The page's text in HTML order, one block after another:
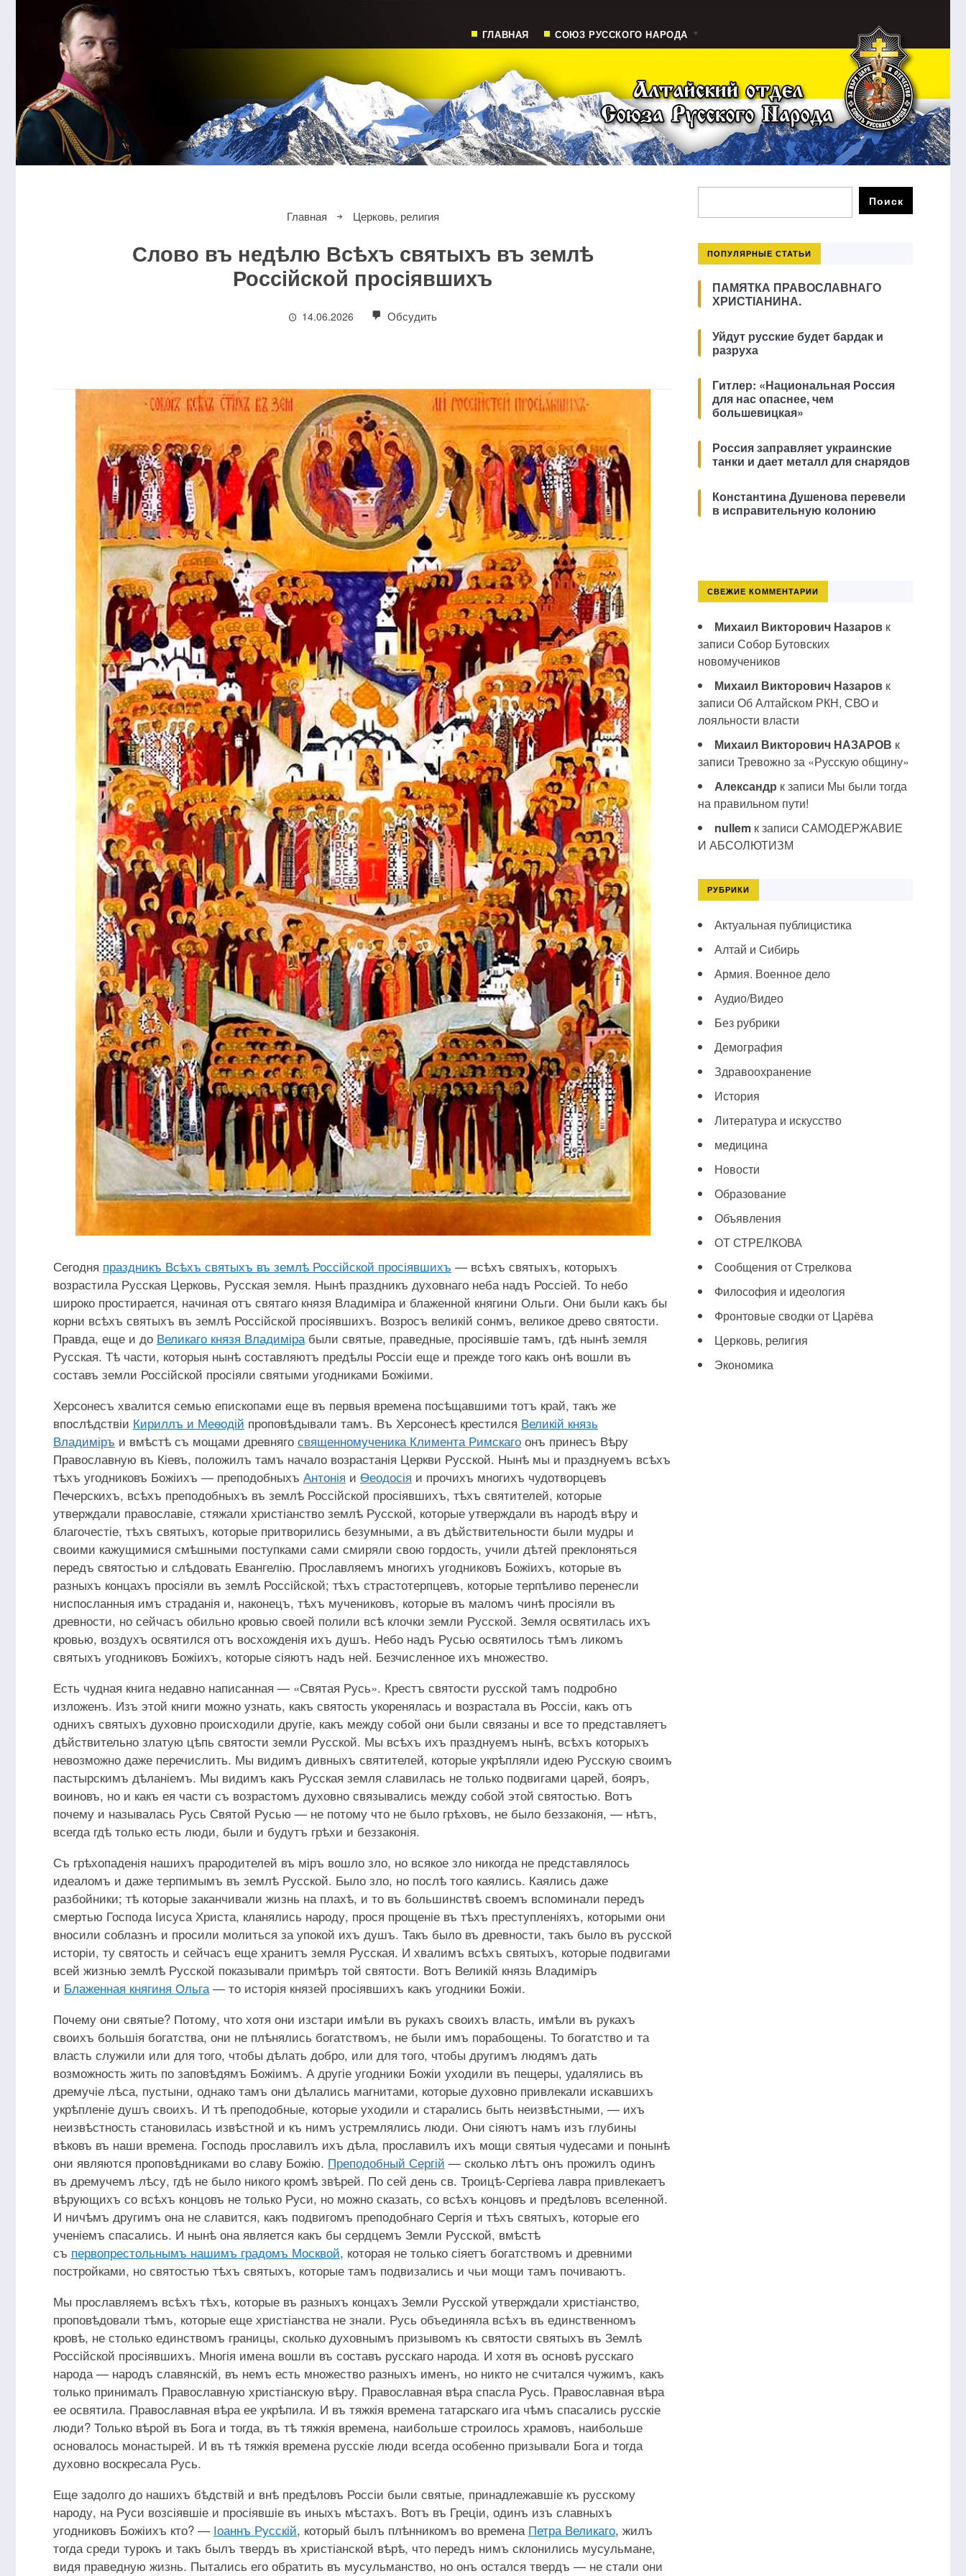
ГЛАВНАЯ СОЮЗ РУССКОГО НАРОДА
Главная Церковь, религия
Слово въ недѣлю Всѣхъ святыхъ въ землѣ
Россійской просіявшихъ
14.06.2026 Обсудить
Сегодня праздникъ Всѣхъ святыхъ въ землѣ Россійской просіявшихъ — всѣхъ святыхъ, которыхъ
возрастила Русская Церковь, Русская земля. Нынѣ праздникъ духовнаго неба надъ Россіей. То небо
широко простирается, начиная отъ святаго князя Владиміра и блаженной княгини Ольги. Они были какъ бы
корни всѣхъ святыхъ въ землѣ Россійской просіявшихъ. Возросъ великій сонмъ, великое древо святости.
Правда, еще и до Великаго князя Владимірабыли святые, праведные, просіявшіе тамъ, гдѣ нынѣ земля
Русская. Тѣ части, которыя нынѣ составляютъ предѣлы Россіи еще и прежде того какъ онѣ вошли въ
составъ земли Россійской просіяли святыми угодниками Божіими.
Херсонесъ хвалится семью епископами еще въ первыя времена посѣщавшими тотъ край, такъ же
впослѣдствіи Кириллъ и Меѳодій проповѣдывали тамъ. Въ Херсонесѣ крестился Великій князь
Владиміръ и вмѣстѣ съ мощами древняго священномученика Климента Римскаго онъ принесъ Вѣру
Православную въ Кіевъ, положилъ тамъ начало возрастанія Церкви Русской. Нынѣ мы и празднуемъ всѣхъ
тѣхъ угодниковъ Божіихъ — преподобныхъ Антонія и Ѳеодосія и прочихъ многихъ чудотворцевъ
Печерскихъ, всѣхъ преподобныхъ въ землѣ Россійской просіявшихъ, тѣхъ святителей, которые
утверждали православіе, стяжали христіанство землѣ Русской, которые утверждали въ народѣ вѣру и
благочестіе, тѣхъ святыхъ, которые притворились безумными, а въ дѣйствительности были мудры и
своими кажущимися смѣшными поступками сами смиряли свою гордость, учили дѣтей преклоняться
передъ святостью и слѣдовать Евангелію. Прославляемъ многихъ угодниковъ Божіихъ, которые въ
разныхъ концахъ просіяли въ землѣ Россійской; тѣхъ страстотерпцевъ, которые терпѣливо перенесли
ниспосланныя имъ страданія и, наконецъ, тѣхъ мучениковъ, которые въ маломъ чинѣ просіяли въ
древности, но сейчасъ обильно кровью своей полили всѣ клочки земли Русской. Земля освятилась ихъ
кровью, воздухъ освятился отъ восхожденія ихъ душъ. Небо надъ Русью освятилось тѣмъ ликомъ
святыхъ угодниковъ Божіихъ, которые сіяютъ надъ ней. Безчисленное ихъ множество.
Есть чудная книга недавно написанная — «Святая Русь». Крестъ святости русской тамъ подробно
изложенъ. Изъ этой книги можно узнать, какъ святость укоренялась и возрастала въ Россіи, какъ отъ
однихъ святыхъ духовно происходили другіе, какъ между собой они были связаны и все то представляетъ
дѣйствительно златую цѣпь святости земли Русской. Мы всѣхъ ихъ празднуемъ нынѣ, всѣхъ которыхъ
невозможно даже перечислить. Мы видимъ дивныхъ святителей, которые укрѣпляли идею Русскую своимъ
пастырскимъ дѣланіемъ. Мы видимъ какъ Русская земля славилась не только подвигами царей, бояръ,
воиновъ, но и какъ ея части съ возрастомъ духовно связывались между собой этой святостью. Вотъ
почему и называлась Русь Святой Русью — не потому что не было грѣховъ, не было беззаконія, — нѣтъ,
всегда гдѣ только есть люди, были и будутъ грѣхи и беззаконія.
Съ грѣхопаденія нашихъ прародителей въ міръ вошло зло, но всякое зло никогда не представлялось
идеаломъ и даже терпимымъ въ землѣ Русской. Было зло, но послѣ того каялись. Каялись даже
разбойники; тѣ которые заканчивали жизнь на плахѣ, и то въ большинствѣ своемъ вспоминали передъ
смертью Господа Іисуса Христа, кланялись народу, прося прощеніе въ тѣхъ преступленіяхъ, которыми они
вносили соблазнъ и просили молиться за упокой ихъ душъ. Такъ было въ древности, такъ было въ русской
исторіи, ту святость и сейчасъ еще хранитъ земля Русская. И хвалимъ всѣхъ святыхъ, которые подвигами
всей жизнью землѣ Русской показывали примѣръ той святости. Вотъ Великій князь Владиміръ
и Блаженная княгиня Ольга— то исторія князей просіявшихъ какъ угодники Божіи.
Почему они святые? Потому, что хотя они изстари имѣли въ рукахъ своихъ власть, имѣли въ рукахъ
своихъ большія богатства, они не плѣнялись богатствомъ, не были имъ порабощены. То богатство и та
власть служили или для того, чтобы дѣлать добро, или для того, чтобы другимъ людямъ дать
возможность жить по заповѣдямъ Божіимъ. А другіе угодники Божіи уходили въ пещеры, удалялись въ
дремучіе лѣса, пустыни, однако тамъ они дѣлались магнитами, которые духовно привлекали искавшихъ
укрѣпленіе душъ своихъ. И тѣ преподобные, которые уходили и старались быть неизвѣстными, — ихъ
неизвѣстность становилась извѣстной и къ нимъ устремлялись люди. Они сіяютъ намъ изъ глубины
вѣковъ въ наши времена. Господь прославилъ ихъ дѣла, прославилъ ихъ мощи святыя чудесами и понынѣ
они являются проповѣдниками во славу Божію. Преподобный Сергій — сколько лѣтъ онъ прожилъ одинъ
въ дремучемъ лѣсу, гдѣ не было никого кромѣ звѣрей. По сей день св. Троицѣ-Сергіева лавра привлекаетъ
вѣрующихъ со всѣхъ концовъ не только Руси, но можно сказать, со всѣхъ концовъ и предѣловъ вселенной.
И ничѣмъ другимъ она не славится, какъ подвигомъ преподобнаго Сергія и тѣхъ святыхъ, которые его
ученіемъ спасались. И нынѣ она является какъ бы сердцемъ Земли Русской, вмѣстѣ
съ первопрестольнымъ нашимъ градомъ Москвой, которая не только сіяетъ богатствомъ и древними
постройками, но святостью тѣхъ святыхъ, которые тамъ подвизались и чьи мощи тамъ почиваютъ.
Мы прославляемъ всѣхъ тѣхъ, которые въ разныхъ концахъ Земли Русской утверждали христіанство,
проповѣдовали тѣмъ, которые еще христіанства не знали. Русь объединяла всѣхъ въ единственномъ
кровѣ, не столько единствомъ границы, сколько духовнымъ призывомъ къ святости святыхъ въ Землѣ
Россійской просіявшихъ. Многія имена вошли въ составъ русскаго народа. И хотя въ основѣ русскаго
народа — народъ славянскій, въ немъ есть множество разныхъ именъ, но никто не считался чужимъ, какъ
только принималъ Православную христіанскую вѣру. Православная вѣра спасла Русь. Православная вѣра
ее освятила. Православная вѣра ее укрѣпила. И въ тяжкія времена татарскаго ига чѣмъ спасались русскіе
люди? Только вѣрой въ Бога и тогда, въ тѣ тяжкія времена, наибольше строилось храмовъ, наибольше
основалось монастырей. И въ тѣ тяжкія времена русскіе люди всегда особенно призывали Бога и тогда
духовно воскресала Русь.
Еще задолго до нашихъ бѣдствій и внѣ предѣловъ Россіи были святые, принадлежавшіе къ русскому
народу, на Руси возсіявшіе и просіявшіе въ иныхъ мѣстахъ. Вотъ въ Греціи, одинъ изъ славныхъ
угодниковъ Божіихъ кто? — Іоаннъ Русскій, который былъ плѣнникомъ во времена Петра Великаго, жилъ
тогда среди турокъ и такъ былъ твердъ въ христіанской вѣрѣ, что передъ нимъ склонились мусульмане,
видя праведную жизнь. Пытались его обратить въ мусульманство, но онъ остался твердъ — не стали они
ПОПУЛЯРНЫЕ СТАТЬИ
ПАМЯТКА ПРАВОСЛАВНАГО
ХРИСТІАНИНА.
Уйдут русские будет бардак и
разруха
Гитлер: «Национальная Россия
для нас опаснее, чем
большевицкая»
Россия заправляет украинские
танки и дает металл для снарядов
Константина Душенова перевели
в исправительную колонию
СВЕЖИЕ КОММЕНТАРИИ
Михаил Викторович Назаровк
записи Собор Бутовских
новомучеников
Михаил Викторович Назаровк
записи Об Алтайском РКН, СВО и
лояльности власти
Михаил Викторович НАЗАРОВ к
записи Тревожно за «Русскую общину»
Александр к записи Мы были тогда
на правильном пути!
nullemк записи САМОДЕРЖАВИЕ
И АБСОЛЮТИЗМ
РУБРИКИ
Актуальная публицистика
Алтай и Сибирь
Армия. Военное дело
Аудио/Видео
Без рубрики
Демография
Здравоохранение
История
Литература и искусство
медицина
Новости
Образование
Объявления
ОТ СТРЕЛКОВА
Сообщения от Стрелкова
Философия и идеология
Фронтовые сводки от Царёва
Церковь, религия
Экономика